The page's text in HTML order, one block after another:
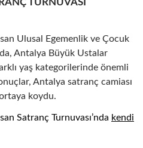
TURNUVASI
Ulusal Egemenlik ve Çocuk
Antalya Büyük Ustalar
yaş kategorilerinde önemli
Antalya satranç camiası
koydu.
Satranç Turnuvası’nda kendi